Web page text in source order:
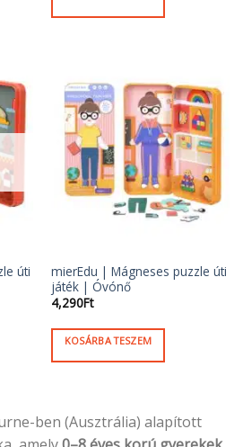
úti
mierEdu | Mágneses puzzle úti
játék | Óvónő
4,290Ft
KOSÁRBA TESZEM
ben (Ausztrália) alapított